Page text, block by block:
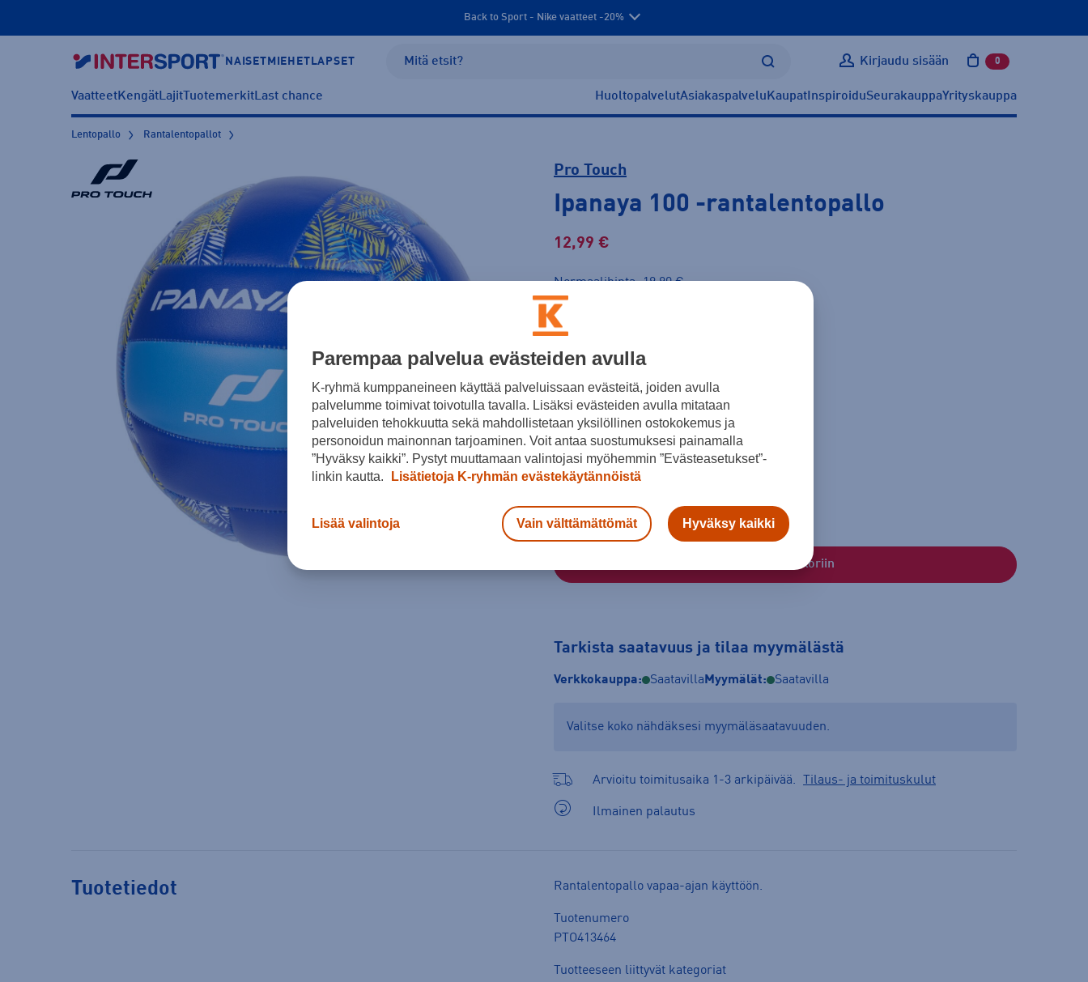
Back to Sport - Nike vaatteet -20%
NAISET MIEHET LAPSET Kirjaudu sisään 0 tuotetta
VaatteetKengätLajitTuotemerkitLast chance HuoltopalvelutAsiakaspalvelu Kaupat InspiroiduSeurakauppaYrityskauppa
Lentopallo Rantalentopallot
Pro Touch
Ipanaya 100 -rantalentopallo
12,99 €
Normaalihinta: 19,90 €
30pv alin hinta: 12,99 €
Sininen
Koko
5
Lisää ostoskoriin
Tarkista saatavuus ja tilaa myymälästä
Verkkokauppa: Saatavilla Myymälät: Saatavilla
Valitse koko nähdäksesi myymäläsaatavuuden.
Arvioitu toimitusaika 1-3 arkipäivää. Tilaus- ja toimituskulut
Ilmainen palautus
Tuotetiedot Rantalentopallo vapaa-ajan käyttöön.
Tuotenumero
PTO413464
Tuotteeseen liittyvät kategoriat
Parempaa palvelua evästeiden avulla
K-ryhmä kumppaneineen käyttää palveluissaan evästeitä, joiden avulla
palvelumme toimivat toivotulla tavalla. Lisäksi evästeiden avulla mitataan
palveluiden tehokkuutta sekä mahdollistetaan yksilöllinen ostokokemus ja
personoidun mainonnan tarjoaminen. Voit antaa suostumuksesi painamalla
”Hyväksy kaikki”. Pystyt muuttamaan valintojasi myöhemmin ”Evästeasetukset”-
linkin kautta.
Lisätietoja K-ryhmän evästekäytännöistä
Lisää valintoja Vain välttämättömät Hyväksy kaikki